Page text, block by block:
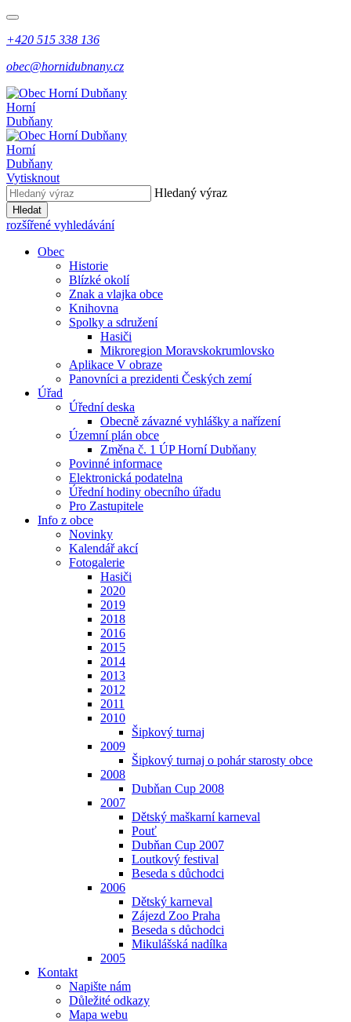
+420 515 338 136
obec@hornidubnany.cz
Horní
Dubňany
Horní
Dubňany
Vytisknout
Hledaný výraz
Hledat
rozšířené vyhledávání
Obec
Historie
Blízké okolí
Znak a vlajka obce
Knihovna
Spolky a sdružení
Hasiči
Mikroregion Moravskokrumlovsko
Aplikace V obraze
Panovníci a prezidenti Českých zemí
Úřad
Úřední deska
Obecně závazné vyhlášky a nařízení
Územní plán obce
Změna č. 1 ÚP Horní Dubňany
Povinné informace
Elektronická podatelna
Úřední hodiny obecního úřadu
Pro Zastupitele
Info z obce
Novinky
Kalendář akcí
Fotogalerie
Hasiči
2020
2019
2018
2016
2015
2014
2013
2012
2011
2010
Šipkový turnaj
2009
Šipkový turnaj o pohár starosty obce
2008
Dubňan Cup 2008
2007
Dětský maškarní karneval
Pouť
Dubňan Cup 2007
Loutkový festival
Beseda s důchodci
2006
Dětský karneval
Zájezd Zoo Praha
Beseda s důchodci
Mikulášská nadílka
2005
Kontakt
Napište nám
Důležité odkazy
Mapa webu